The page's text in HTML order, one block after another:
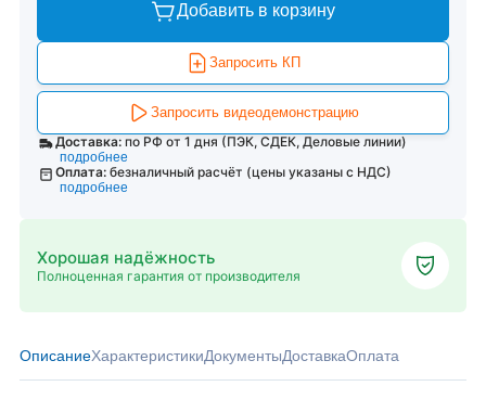
Добавить в корзину
Запросить КП
Запросить видеодемонстрацию
Доставка: по РФ от 1 дня (ПЭК, СДЕК, Деловые линии)
подробнее
Оплата: безналичный расчёт (цены указаны с НДС)
подробнее
Хорошая надёжность
Полноценная гарантия от производителя
ОписаниеХарактеристикиДокументыДоставкаОплата